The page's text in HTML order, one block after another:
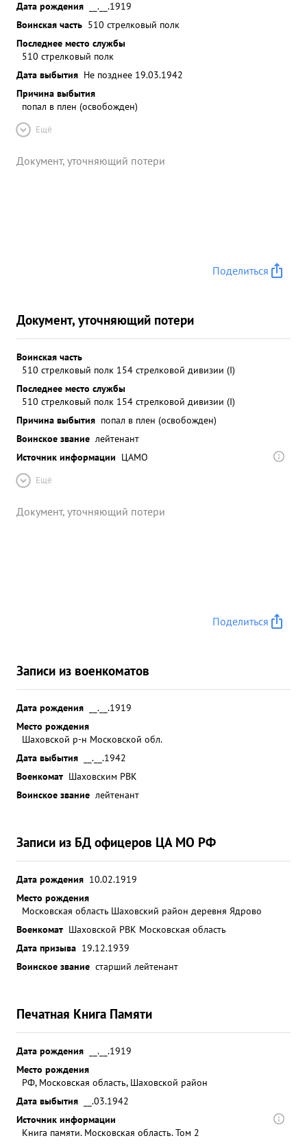
Дата рождения
__.__.1919
Воинская часть 510 стрелковый полк
Последнее место службы
510 стрелковый полк
Дата выбытия Не позднее 19.03.1942
Причина выбытия
попал в плен (освобожден)
Ещё
Документ, уточняющий потери
Поделиться
Документ, уточняющий потери
Воинская часть
510 стрелковый полк 154 стрелковой дивизии (I)
Последнее место службы
510 стрелковый полк 154 стрелковой дивизии (I)
Причина выбытия попал в плен (освобожден)
Воинское звание лейтенант
Источник информации ЦАМО
Ещё
Документ, уточняющий потери
Поделиться
Записи из военкоматов
Дата рождения
__.__.1919
Место рождения
Шаховской р-н Московской обл.
Дата выбытия
__.__.1942
Военкомат Шаховским РВК
Воинское звание лейтенант
Записи из БД офицеров ЦА МО РФ
Дата рождения 10.02.1919
Место рождения
Московская область Шаховский район деревня Ядрово
Военкомат Шаховской РВК Московская область
Дата призыва 19.12.1939
Воинское звание старший лейтенант
Печатная Книга Памяти
Дата рождения
__.__.1919
Место рождения
РФ, Московская область, Шаховской район
Дата выбытия
__.03.1942
Источник информации
Книга памяти. Московская область. Том 2